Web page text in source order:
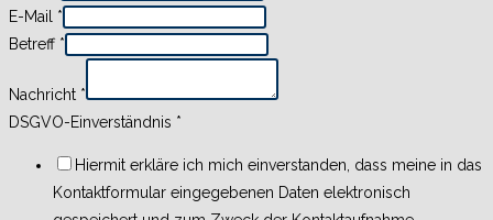
E-Mail *
Betreff *
Nachricht *
DSGVO-Einverständnis *
Hiermit erkläre ich mich einverstanden, dass meine in das
Kontaktformular eingegebenen Daten elektronisch